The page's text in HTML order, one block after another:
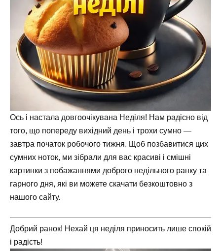
Ось і настала довгоочікувана Неділя! Нам радісно від
того, що попереду вихідний день і трохи сумно —
завтра початок робочого тижня. Щоб позбавитися цих
сумних ноток, ми зібрали для вас красиві і смішні
картинки з побажаннями доброго недільного ранку та
гарного дня, які ви можете скачати безкоштовно з
нашого сайту.
Добрий ранок! Нехай ця неділя приносить лише спокій
і радість!